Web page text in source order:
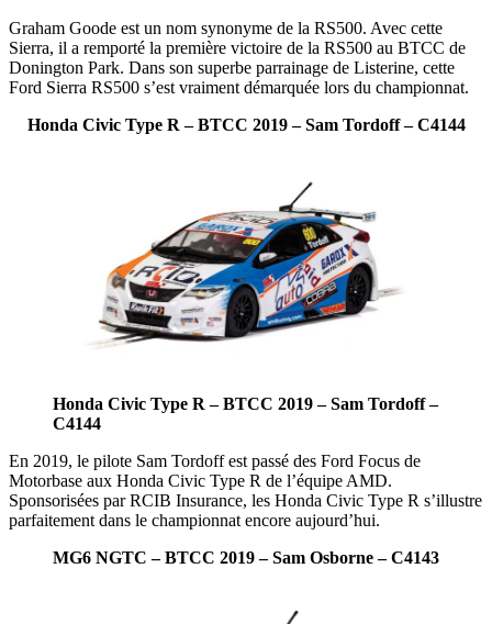
Graham Goode est un nom synonyme de la RS500. Avec cette
Sierra, il a remporté la première victoire de la RS500 au BTCC de
Donington Park. Dans son superbe parrainage de Listerine, cette
Ford Sierra RS500 s’est vraiment démarquée lors du championnat.
Honda Civic Type R – BTCC 2019 – Sam Tordoff – C4144
Honda Civic Type R – BTCC 2019 – Sam Tordoff –
C4144
En 2019, le pilote Sam Tordoff est passé des Ford Focus de
Motorbase aux Honda Civic Type R de l’équipe AMD.
Sponsorisées par RCIB Insurance, les Honda Civic Type R s’illustre
parfaitement dans le championnat encore aujourd’hui.
MG6 NGTC – BTCC 2019 – Sam Osborne – C4143